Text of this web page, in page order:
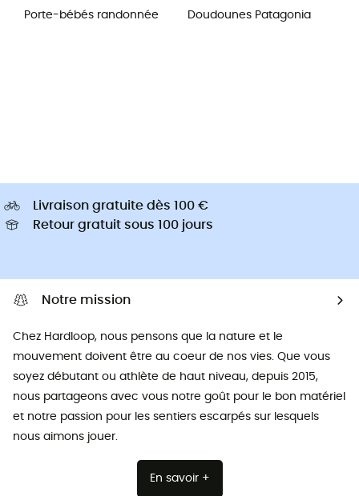
Porte-bébés randonnée
Doudounes Patagonia
Livraison gratuite dès 100 €
Retour gratuit sous 100 jours
Notre mission
Chez Hardloop, nous pensons que la nature et le
mouvement doivent être au coeur de nos vies. Que vous
soyez débutant ou athlète de haut niveau, depuis 2015,
nous partageons avec vous notre goût pour le bon matériel
et notre passion pour les sentiers escarpés sur lesquels
nous aimons jouer.
En savoir +